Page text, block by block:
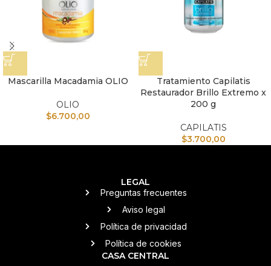
Mascarilla Macadamia OLIO
OLIO
$6.700,00
Tratamiento Capilatis
Restaurador Brillo Extremo x
200 g
CAPILATIS
$3.700,00
LEGAL
Preguntas frecuentes
Aviso legal
Política de privacidad
Política de cookies
CASA CENTRAL